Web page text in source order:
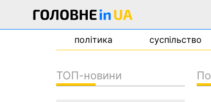
політика суспільство
ТОП-новини